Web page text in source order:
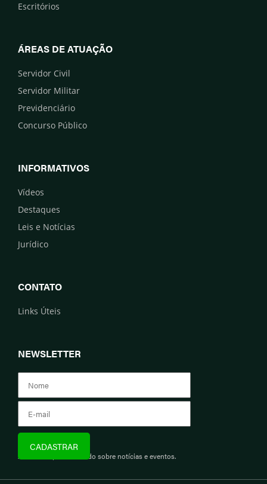
Escritórios
ÁREAS DE ATUAÇÃO
Servidor Civil
Servidor Militar
Previdenciário
Concurso Público
INFORMATIVOS
Vídeos
Destaques
Leis e Notícias
Jurídico
CONTATO
Links Úteis
NEWSLETTER
Assine e fique informado sobre notícias e eventos.